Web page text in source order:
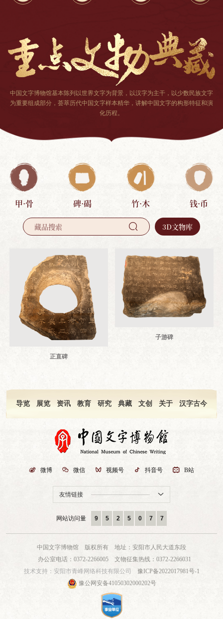
中国文字博物馆基本陈列以世界文字为背景 ， 以汉字为主干，以少数民族文字
为重要组成部分 ， 荟萃历代中国文字样本精华，讲解中国文字的构形特征和演
化历程 。
甲·骨 碑·碣 竹·木 钱·币
 3D文物库
正直碑
子游碑
导览 展览 资讯 教育 研究 典藏 文创 关于 汉字古今
友情链接 
 微博  微信  视频号  抖音号  B站
网站访问量 9 5 2 5 0 7 7
中国文字博物馆 版权所有 地址：安阳市人民大道东段
办公室电话：0372-2266005 文物征集热线：0372-2266031
技术支持： 安阳市青峰网络科技有限公司
豫ICP备2022017981号-1
豫公网安备41050302000202号